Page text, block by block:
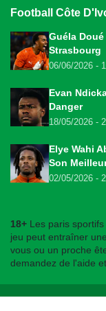
Football Côte
Guéla
Strasbourg
06/06/2026 -
Evan
Danger
18/05/2026 -
Elye Wahi
Son
02/05/2026 -
18+ Les paris
jeu peut entraîner
vous ou un proche
demandez de l'aide